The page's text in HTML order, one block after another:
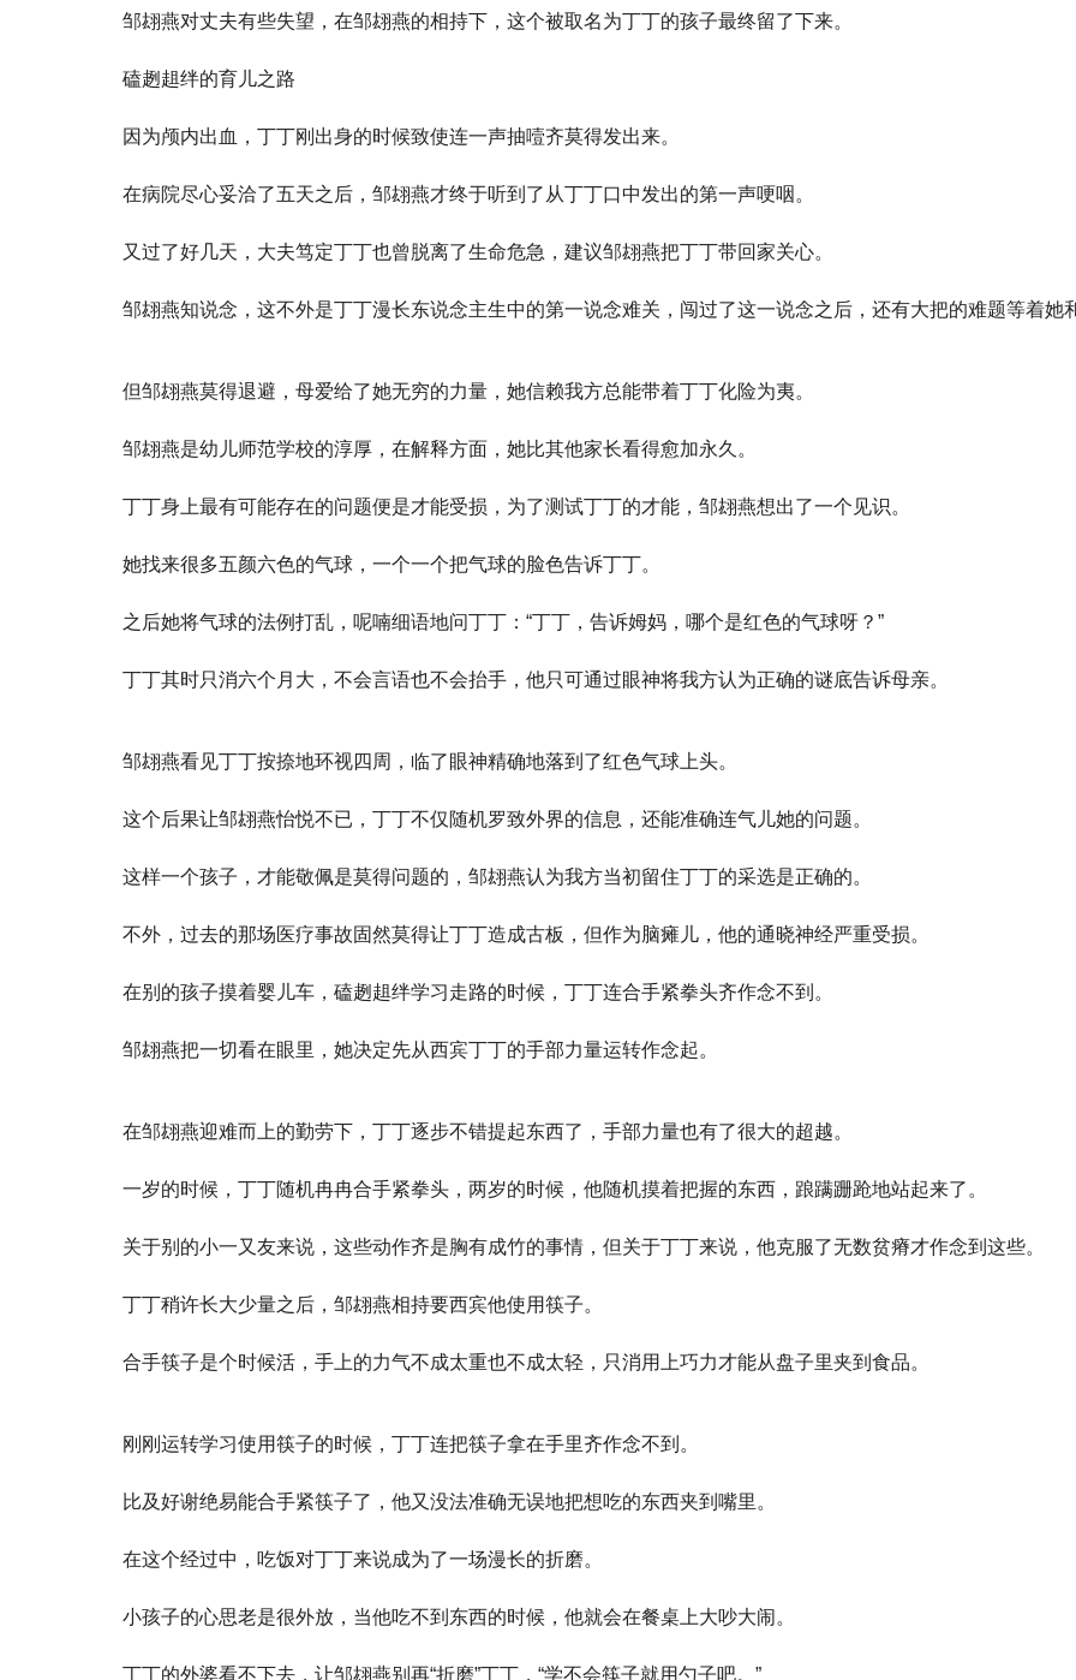
邹翃燕对丈夫有些失望，在邹翃燕的相持下，这个被取名为丁丁的孩子最终留了下来。
磕趔趄绊的育儿之路
因为颅内出血，丁丁刚出身的时候致使连一声抽噎齐莫得发出来。
在病院尽心妥洽了五天之后，邹翃燕才终于听到了从丁丁口中发出的第一声哽咽。
又过了好几天，大夫笃定丁丁也曾脱离了生命危急，建议邹翃燕把丁丁带回家关心。
邹翃燕知说念，这不外是丁丁漫长东说念主生中的第一说念难关，闯过了这一说念之后，还有大把的难题等着她
但邹翃燕莫得退避，母爱给了她无穷的力量，她信赖我方总能带着丁丁化险为夷。
邹翃燕是幼儿师范学校的淳厚，在解释方面，她比其他家长看得愈加永久。
丁丁身上最有可能存在的问题便是才能受损，为了测试丁丁的才能，邹翃燕想出了一个见识。
她找来很多五颜六色的气球，一个一个把气球的脸色告诉丁丁。
之后她将气球的法例打乱，呢喃细语地问丁丁：“丁丁，告诉姆妈，哪个是红色的气球呀？”
丁丁其时只消六个月大，不会言语也不会抬手，他只可通过眼神将我方认为正确的谜底告诉母亲。
邹翃燕看见丁丁按捺地环视四周，临了眼神精确地落到了红色气球上头。
这个后果让邹翃燕怡悦不已，丁丁不仅随机罗致外界的信息，还能准确连气儿她的问题。
这样一个孩子，才能敬佩是莫得问题的，邹翃燕认为我方当初留住丁丁的采选是正确的。
不外，过去的那场医疗事故固然莫得让丁丁造成古板，但作为脑瘫儿，他的通晓神经严重受损。
在别的孩子摸着婴儿车，磕趔趄绊学习走路的时候，丁丁连合手紧拳头齐作念不到。
邹翃燕把一切看在眼里，她决定先从西宾丁丁的手部力量运转作念起。
在邹翃燕迎难而上的勤劳下，丁丁逐步不错提起东西了，手部力量也有了很大的超越。
一岁的时候，丁丁随机冉冉合手紧拳头，两岁的时候，他随机摸着把握的东西，踉蹒跚跄地站起来了。
关于别的小一又友来说，这些动作齐是胸有成竹的事情，但关于丁丁来说，他克服了无数贫瘠才作念到这些。
丁丁稍许长大少量之后，邹翃燕相持要西宾他使用筷子。
合手筷子是个时候活，手上的力气不成太重也不成太轻，只消用上巧力才能从盘子里夹到食品。
刚刚运转学习使用筷子的时候，丁丁连把筷子拿在手里齐作念不到。
比及好谢绝易能合手紧筷子了，他又没法准确无误地把想吃的东西夹到嘴里。
在这个经过中，吃饭对丁丁来说成为了一场漫长的折磨。
小孩子的心思老是很外放，当他吃不到东西的时候，他就会在餐桌上大吵大闹。
丁丁的外婆看不下去，让邹翃燕别再“折磨”丁丁，“学不会筷子就用勺子吧。”